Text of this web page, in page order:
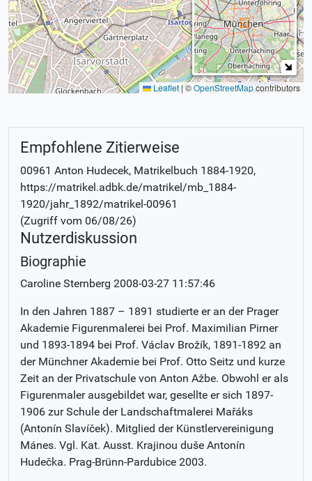
Leaflet|©OpenStreetMapcontributors
Empfohlene Zitierweise
00961 Anton Hudecek, Matrikelbuch 1884-1920,
https://matrikel.adbk.de/matrikel/mb_1884-
1920/jahr_1892/matrikel-00961
(Zugriff vom 06/08/26)
Nutzerdiskussion
Biographie
Caroline Sternberg 2008-03-27 11:57:46
In den Jahren 1887 – 1891 studierte er an der Prager
Akademie Figurenmalerei bei Prof. Maximilian Pirner
und 1893-1894 bei Prof. Václav Brožík, 1891-1892 an
der Münchner Akademie bei Prof. Otto Seitz und kurze
Zeit an der Privatschule von Anton Ažbe. Obwohl er als
Figurenmaler ausgebildet war, gesellte er sich 1897-
1906 zur Schule der Landschaftmalerei Mařáks
(Antonín Slavíček). Mitglied der Künstlervereinigung
Mánes. Vgl. Kat. Ausst. Krajinou duše Antonín
Hudečka. Prag-Brünn-Pardubice 2003.